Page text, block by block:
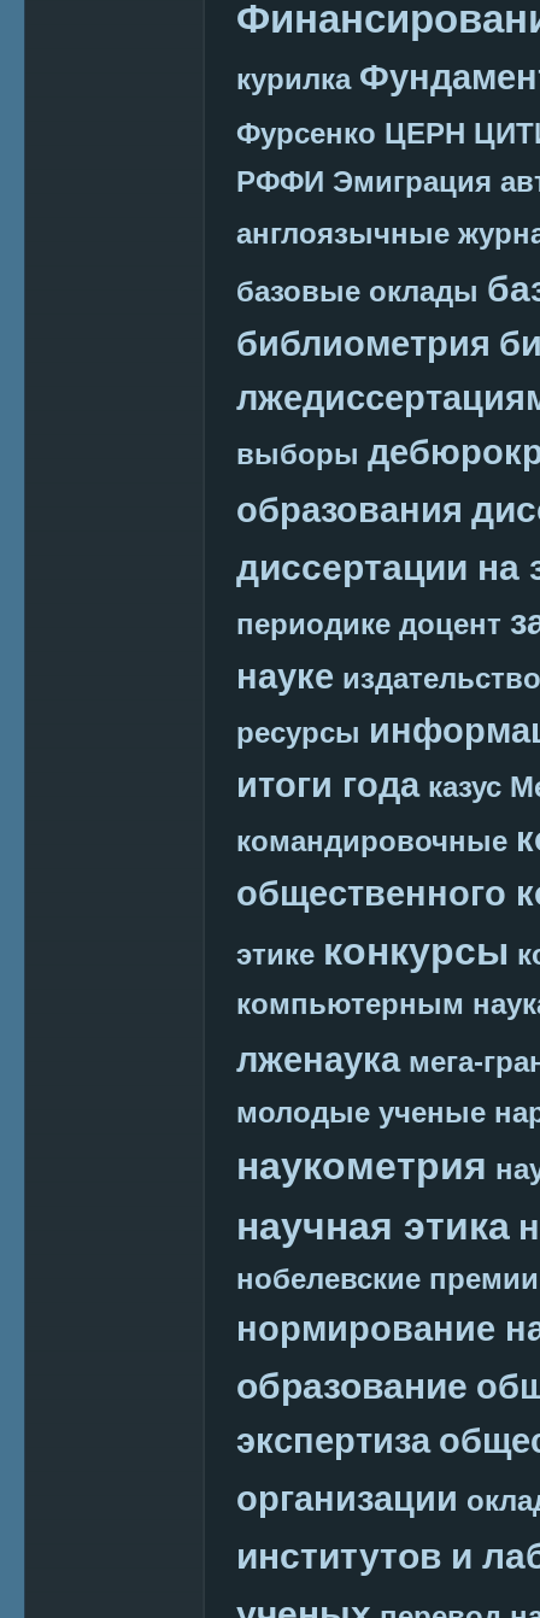
курилка
Фурсенко ЦЕРН
РФФИ Эмиграция
англоязычные
базовые оклады
библиометрия
выборы
образования
диссертации на
периодике доцент
науке издательство
ресурсы
итоги года казус
командировочные
общественного
этике конкурсы
компьютерным
лженаука мега-
молодые ученые
наукометрия
научная этика
нобелевские премии
нормирование
образование
экспертиза
организации
институтов и